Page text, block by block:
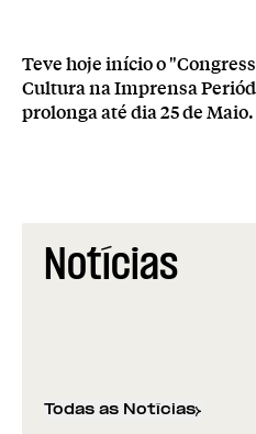
Teve hoje início o
Cultura na Imprensa
prolonga até dia 25 de Maio.
Notícias
Todas as Notícias